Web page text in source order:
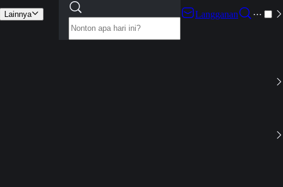
Lainnya
Langganan
···